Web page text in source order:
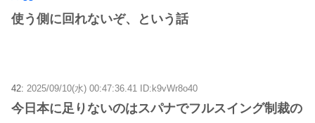
使う側に回れないぞ、という話
42: 2025/09/10(水) 00:47:36.41 ID:k9vWr8o40
今日本に足りないのはスパナでフルスイング制裁の